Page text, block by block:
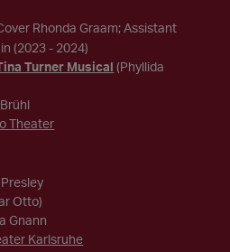
Rhonda Graam; Assistant
(2023 - 2024)
Turner Musical (Phyllida
Theater
Otto)
Gnann
Karlsruhe